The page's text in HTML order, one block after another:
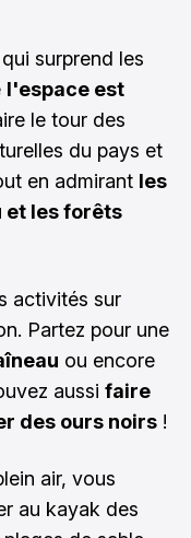
surprend les
l'espace est
le tour des
du pays et
en admirant les
et les forêts
activités sur
Partez pour une
ou encore
aussi faire
des ours noirs !
air, vous
au kayak des